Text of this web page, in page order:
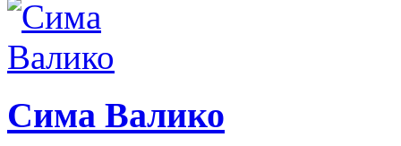
Сима Валико